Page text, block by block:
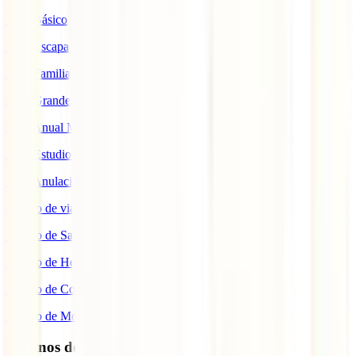
IATI Básico
IATI Escapadas
IATI Familia
IATI Grandes Viajeros
IATI Anual Multiviaje
IATI Estudios
IATI Anulación Premium
Seguro de viaje COVID
Seguro de Salud
Seguro de Hogar
Seguro de Coche
Seguro de Moto
Destinos de interés